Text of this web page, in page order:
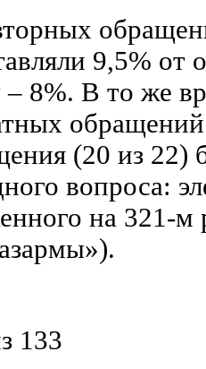
9,5% от
8%. В то же
(20 из 22)
вопроса:
на 321-м
133